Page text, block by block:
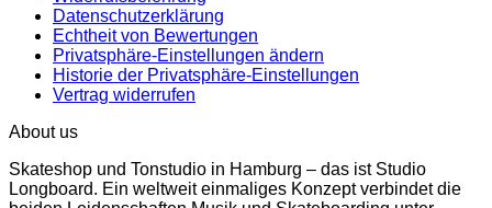
Datenschutzerklärung
Echtheit von Bewertungen
Privatsphäre-Einstellungen ändern
Historie der Privatsphäre-Einstellungen
Vertrag widerrufen
About us
Skateshop und Tonstudio in Hamburg – das ist Studio
Longboard. Ein weltweit einmaliges Konzept verbindet die